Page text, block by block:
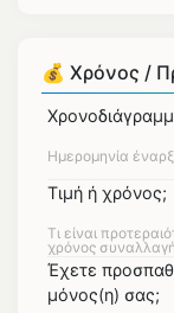
💰 Χρόνος /
Τιμή ή χρόνος;
Έχετε
μόνος(η) σας;